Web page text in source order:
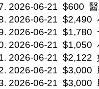
2026-06-21 $600
2026-06-21 $2,490
2026-06-21 $1,780
2026-06-21 $1,050
2026-06-21 $2,122
2026-06-21 $3,000
2026-06-21 $3,000